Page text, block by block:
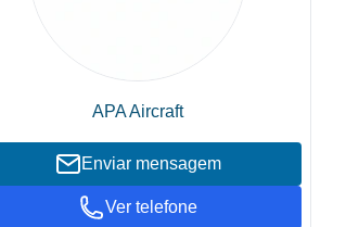
APA Aircraft
Enviar mensagem
Ver telefone